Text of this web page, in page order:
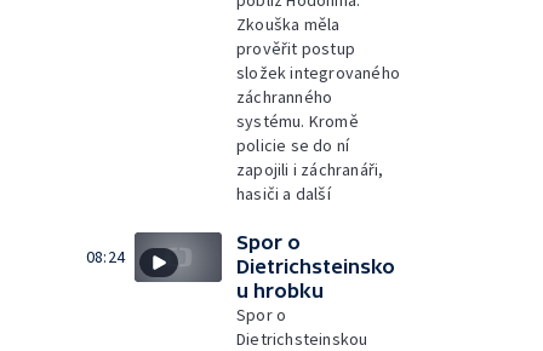
Zkouška měla
prověřit postup
složek integrovaného
záchranného
systému. Kromě
policie se do ní
zapojili i záchranáři,
hasiči a další
08:24
Spor o
Dietrichsteinsko
u hrobku
Spor o
Dietrichsteinskou